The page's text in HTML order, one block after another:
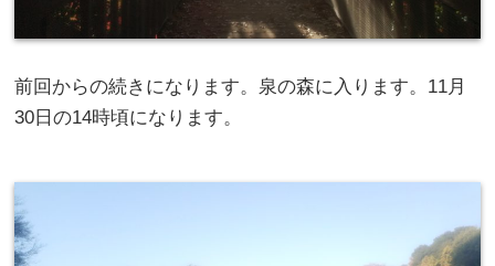
前回からの続きになります。泉の森に入ります。11月
30日の14時頃になります。